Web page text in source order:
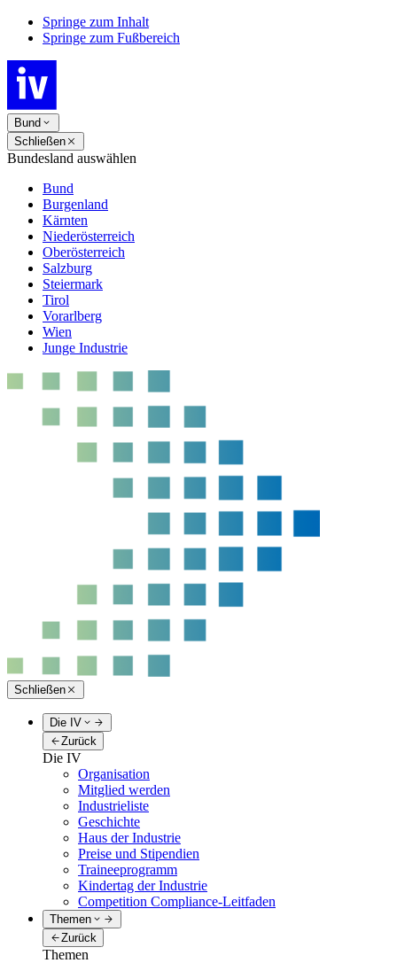
Springe zum Inhalt
Springe zum Fußbereich
Bund
Schließen
Bundesland auswählen
Bund
Burgenland
Kärnten
Niederösterreich
Oberösterreich
Salzburg
Steiermark
Tirol
Vorarlberg
Wien
Junge Industrie
Schließen
Die IV
Zurück
Die IV
Organisation
Mitglied werden
Industrieliste
Geschichte
Haus der Industrie
Preise und Stipendien
Traineeprogramm
Kindertag der Industrie
Competition Compliance-Leitfaden
Themen
Zurück
Themen